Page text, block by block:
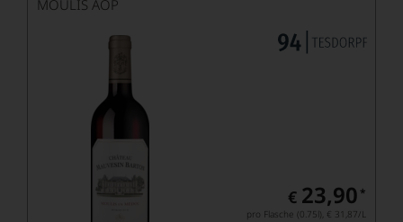
MOULIS AOP
€ 23,90 *
pro Flasche (0.75l), € 31,87/L